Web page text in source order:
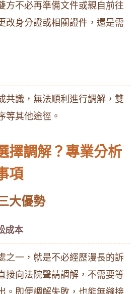
方不必再準備文件或親自前往
改身分證或相關證件，還是需
共識，無法順利進行調解，雙
等其他途徑。
擇調解？專業分析
項
大優勢
成本
之一，就是不必經歷漫長的訴
接向法院聲請調解，不需要等
。即便調解失敗，也能無縫接